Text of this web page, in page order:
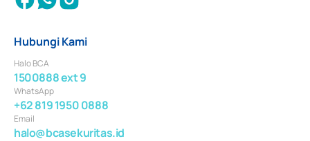
Hubungi Kami
Halo BCA
1500888 ext 9
WhatsApp
+62 819 1950 0888
Email
halo@bcasekuritas.id